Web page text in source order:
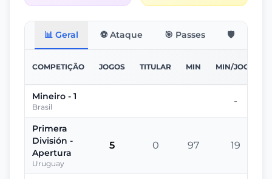
📊 Geral ⚽ Ataque 🎯 Passes 🛡️ Defesa
COMPETIÇÃO JOGOS TITULAR MIN MIN/JOGO
Mineiro - 1
Brasil
-
Primera
División -
Apertura
Uruguay
5 0 97 19